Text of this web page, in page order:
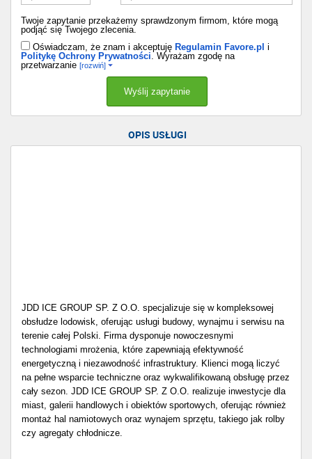
Twoje zapytanie przekażemy sprawdzonym firmom, które mogą
podjąć się Twojego zlecenia.
Oświadczam, że znam i akceptuję Regulamin Favore.pl i
Politykę Ochrony Prywatności . Wyrażam zgodę na
przetwarzanie [rozwiń]
OPIS USŁUGI
JDD ICE GROUP SP. Z O.O. specjalizuje się w kompleksowej
obsłudze lodowisk, oferując usługi budowy, wynajmu i serwisu na
terenie całej Polski. Firma dysponuje nowoczesnymi
technologiami mrożenia, które zapewniają efektywność
energetyczną i niezawodność infrastruktury. Klienci mogą liczyć
na pełne wsparcie techniczne oraz wykwalifikowaną obsługę przez
cały sezon. JDD ICE GROUP SP. Z O.O. realizuje inwestycje dla
miast, galerii handlowych i obiektów sportowych, oferując również
montaż hal namiotowych oraz wynajem sprzętu, takiego jak rolby
czy agregaty chłodnicze.